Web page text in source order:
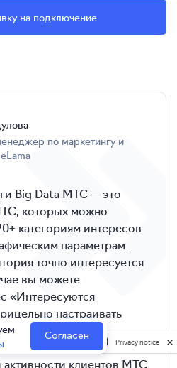
на подключение
Big Data МТС — это
которых можно
категориям интересов
параметрам.
точно интересуется
вы можете
«Интересуются
настраивать
основе онлайн-,
клиентов МТС.
Согласен Privacy notice